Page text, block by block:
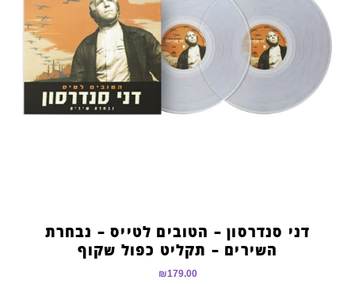
דני סנדרסון – הטובים לטייס – נבחרת
השירים – תקליט כפול שקוף
₪179.00